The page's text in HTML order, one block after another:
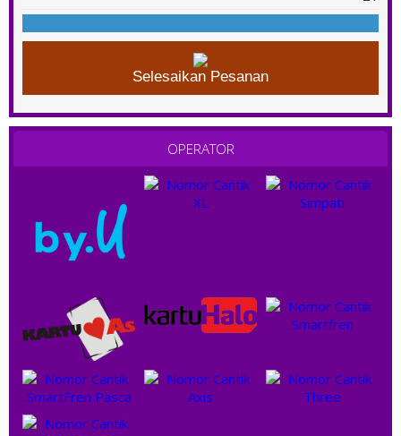
OPERATOR
Selesaikan Pesanan